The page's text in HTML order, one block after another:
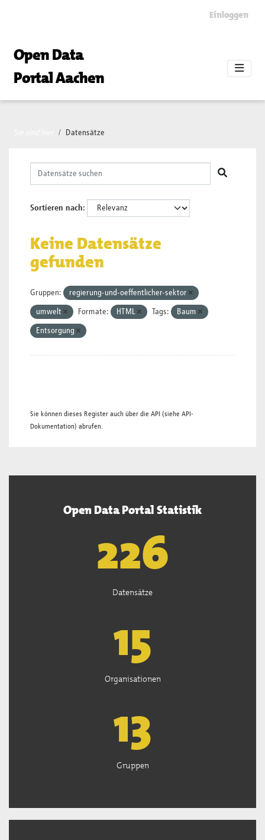
Einloggen
Open Data
Portal Aachen
Datensätze
Sortieren nach
Keine Datensätze
gefunden
Gruppen: regierung-und-oeffentlicher-sektor
umwelt Formate: HTML Tags: Baum
Entsorgung
Sie können dieses Register auch über die API (siehe API-
Dokumentation) abrufen.
Open Data Portal Statistik
226
Datensätze
15
Organisationen
13
Gruppen